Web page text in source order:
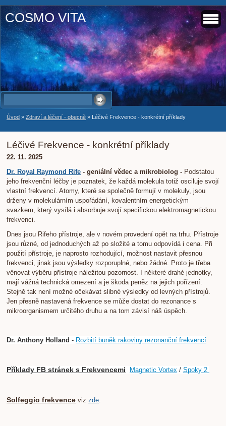
COSMO VITA
Úvod » Zdraví a léčení - obecně » Léčivé Frekvence - konkrétní příklady
Léčivé Frekvence - konkrétní příklady
22. 11. 2025
Dr. Royal Raymond Rife - geniální vědec a mikrobiolog - Podstatou
jeho frekvenční léčby je poznatek, že každá molekula totiž osciluje svojí
vlastní frekvencí. Atomy, které se společně formují v molekuly, jsou
drženy v molekulárním uspořádání, kovalentním energetickým
svazkem, který vysílá i absorbuje svojí specifickou elektromagnetickou
frekvenci.
Dnes jsou Rifeho přístroje, ale v novém provedení opět na trhu. Přístroje
jsou různé, od jednoduchých až po složité a tomu odpovídá i cena. Při
použití přístroje, je naprosto rozhodující, možnost nastavit přesnou
frekvenci, jinak jsou výsledky rozporuplné, nebo žádné. Proto je třeba
věnovat výběru přístroje náležitou pozornost. I některé drahé jednotky,
mají vážná technická omezení a je škoda peněz na jejich pořízení.
Stejně tak není možné očekávat slibné výsledky od levných přístrojů.
Jen přesně nastavená frekvence se může dostat do rezonance s
mikroorganismem určitého druhu a na tom závisí náš úspěch.
Dr. Anthony Holland - Rozbití buněk rakoviny rezonanční frekvencí
Příklady FB stránek s Frekvencemi Magnetic Vortex / Spoky 2
Solfeggio frekvence viz zde.